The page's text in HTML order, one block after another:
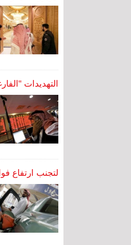
التهديدات
لتجنب ارتفاع